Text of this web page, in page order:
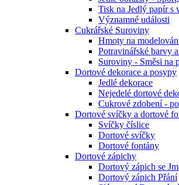
Tisk na Jedlý papír s
Významné události
Cukrářské Suroviny
Hmoty na
Potravinářské barvy
Suroviny - Směsi na
Dortové dekorace a posypy
Jedlé dekorace
Nejedelé dortové
Cukrové zdobení -
Dortové svíčky a dortové
Svíčky číslice
Dortové svíčky
Dortové fontány
Dortové zápichy
Dortový zápich se
Dortový zápich Přání